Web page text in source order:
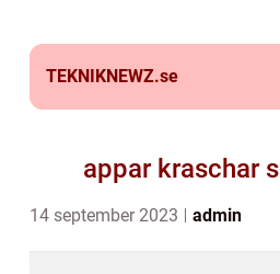
TEKNIKNEWZ.se
appar kraschar
14 september 2023 admin